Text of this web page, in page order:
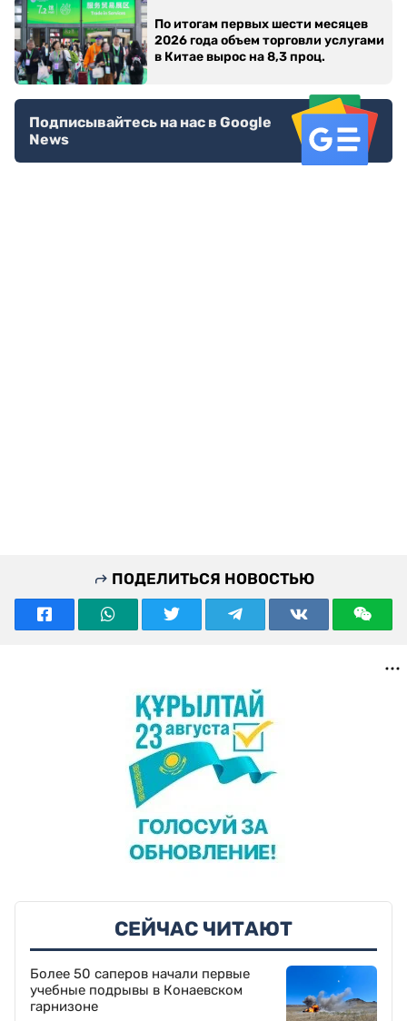
По итогам первых шести месяцев
2026 года объем торговли услугами
в Китае вырос на 8,3 проц.
Подписывайтесь на нас в Google
News
ПОДЕЛИТЬСЯ НОВОСТЬЮ
СЕЙЧАС ЧИТАЮТ
Более 50 саперов начали первые
учебные подрывы в Конаевском
гарнизоне